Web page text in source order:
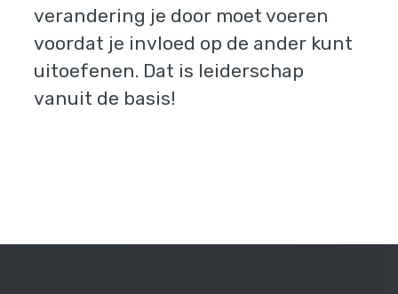
verandering je door moet voeren
voordat je invloed op de ander kunt
uitoefenen. Dat is leiderschap
vanuit de basis!